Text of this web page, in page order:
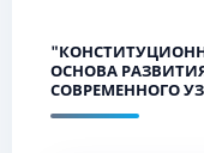
ОСНОВА
СОВРЕМЕННОГО